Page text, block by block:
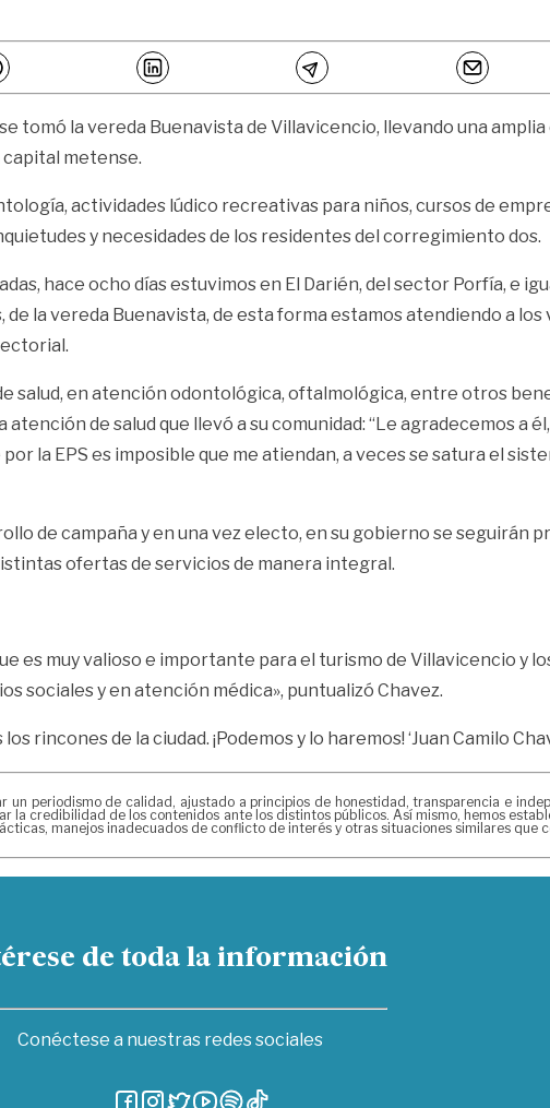
se tomó la vereda Buenavista de Villavicencio, llevando una
metense.
actividades lúdico recreativas para niños, cursos de
y necesidades de los residentes del corregimiento dos.
hace ocho días estuvimos en El Darién, del sector Porfía, e
la vereda Buenavista, de esta forma estamos atendiendo a
salud, en atención odontológica, oftalmológica, entre otros
de salud que llevó a su comunidad: “Le agradecemos a
la EPS es imposible que me atiendan, a veces se satura el
de campaña y en una vez electo, en su gobierno se seguirán
ofertas de servicios de manera integral.
es muy valioso e importante para el turismo de Villavicencio y
sociales y en atención médica», puntualizó Chavez.
rincones de la ciudad. ¡Podemos y lo haremos! ‘Juan Camilo
un periodismo de calidad, ajustado a principios de honestidad, transparencia e
la credibilidad de los contenidos ante los distintos públicos. Así mismo, hemos
manejos inadecuados de conflicto de interés y otras situaciones similares que
de toda la información
Conéctese a nuestras redes sociales